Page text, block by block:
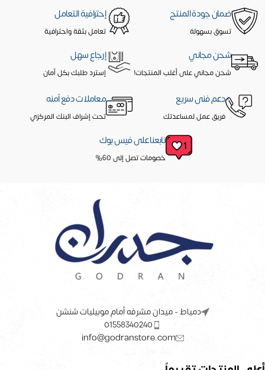
ضمان جودة المنتج
تسوق بسهولة
إحترافية التعامل
تعامل بثقة واحترافية
شحن مجاني
شحن مجاني على أغلب المنتجات!
إرجاع سهل
إسترد طلبك بكل أمان
دعم فنى سريع
فريق عمل لمساعدتك
معاملات دفع آمنه
تحت إشراف البنك المركزي
تابعنا على فيس بوك
خصومات تصل إلى 60%
دمياط - ميدان مشرفه أمام موبيليات شنشن
01558340240
info@godranstore.com